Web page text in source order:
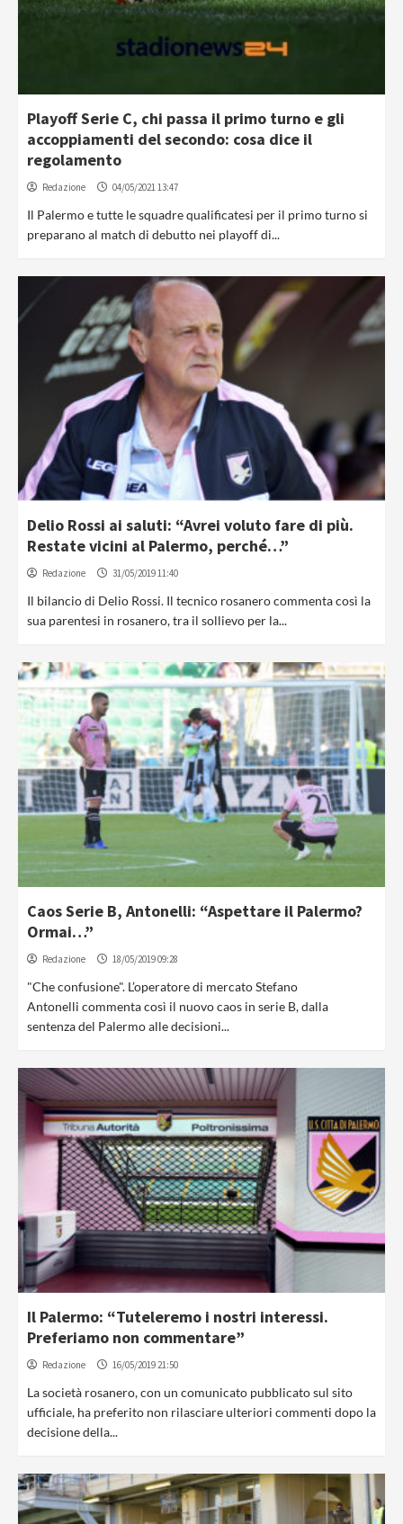
Playoff Serie C, chi passa il primo turno e gli
accoppiamenti del secondo: cosa dice il
regolamento
Redazione 04/05/2021 13:47
Il Palermo e tutte le squadre qualificatesi per il primo turno si
preparano al match di debutto nei playoff di...
Delio Rossi ai saluti: “Avrei voluto fare di più.
Restate vicini al Palermo, perché…”
Redazione 31/05/2019 11:40
Il bilancio di Delio Rossi. Il tecnico rosanero commenta così la
sua parentesi in rosanero, tra il sollievo per la...
Caos Serie B, Antonelli: “Aspettare il Palermo?
Ormai…”
Redazione 18/05/2019 09:28
"Che confusione". L’operatore di mercato Stefano
Antonelli commenta così il nuovo caos in serie B, dalla
sentenza del Palermo alle decisioni...
Il Palermo: “Tuteleremo i nostri interessi.
Preferiamo non commentare”
Redazione 16/05/2019 21:50
La società rosanero, con un comunicato pubblicato sul sito
ufficiale, ha preferito non rilasciare ulteriori commenti dopo la
decisione della...